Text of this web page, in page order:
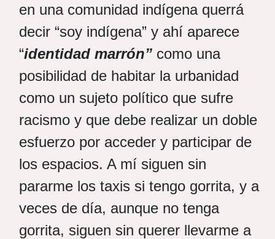
en una comunidad indígena querrá
decir “soy indígena” y ahí aparece
“identidad marrón”como una
posibilidad de habitar la urbanidad
como un sujeto político que sufre
racismo y que debe realizar un doble
esfuerzo por acceder y participar de
los espacios. A mí siguen sin
pararme los taxis si tengo gorrita, y a
veces de día, aunque no tenga
gorrita, siguen sin querer llevarme a